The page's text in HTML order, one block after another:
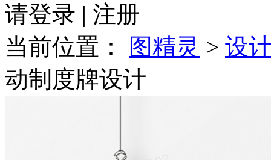
请登录 | 注册
当前位置：
图精灵 > 设
动制度牌设计